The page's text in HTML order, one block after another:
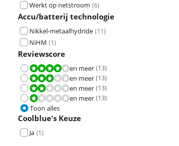
Werkt op netstroom (6)
Accu/batterij technologie
Nikkel-metaalhydride (11)
NiHM (1)
Reviewscore
Beoordeling is 8,0 van de 10.
en meer (13)
Beoordeling is 6,0 van de 10.
en meer (13)
Beoordeling is 4,0 van de 10.
en meer (13)
Beoordeling is 2,0 van de 10.
en meer (13)
Toon alles
Coolblue's Keuze
Ja (1)